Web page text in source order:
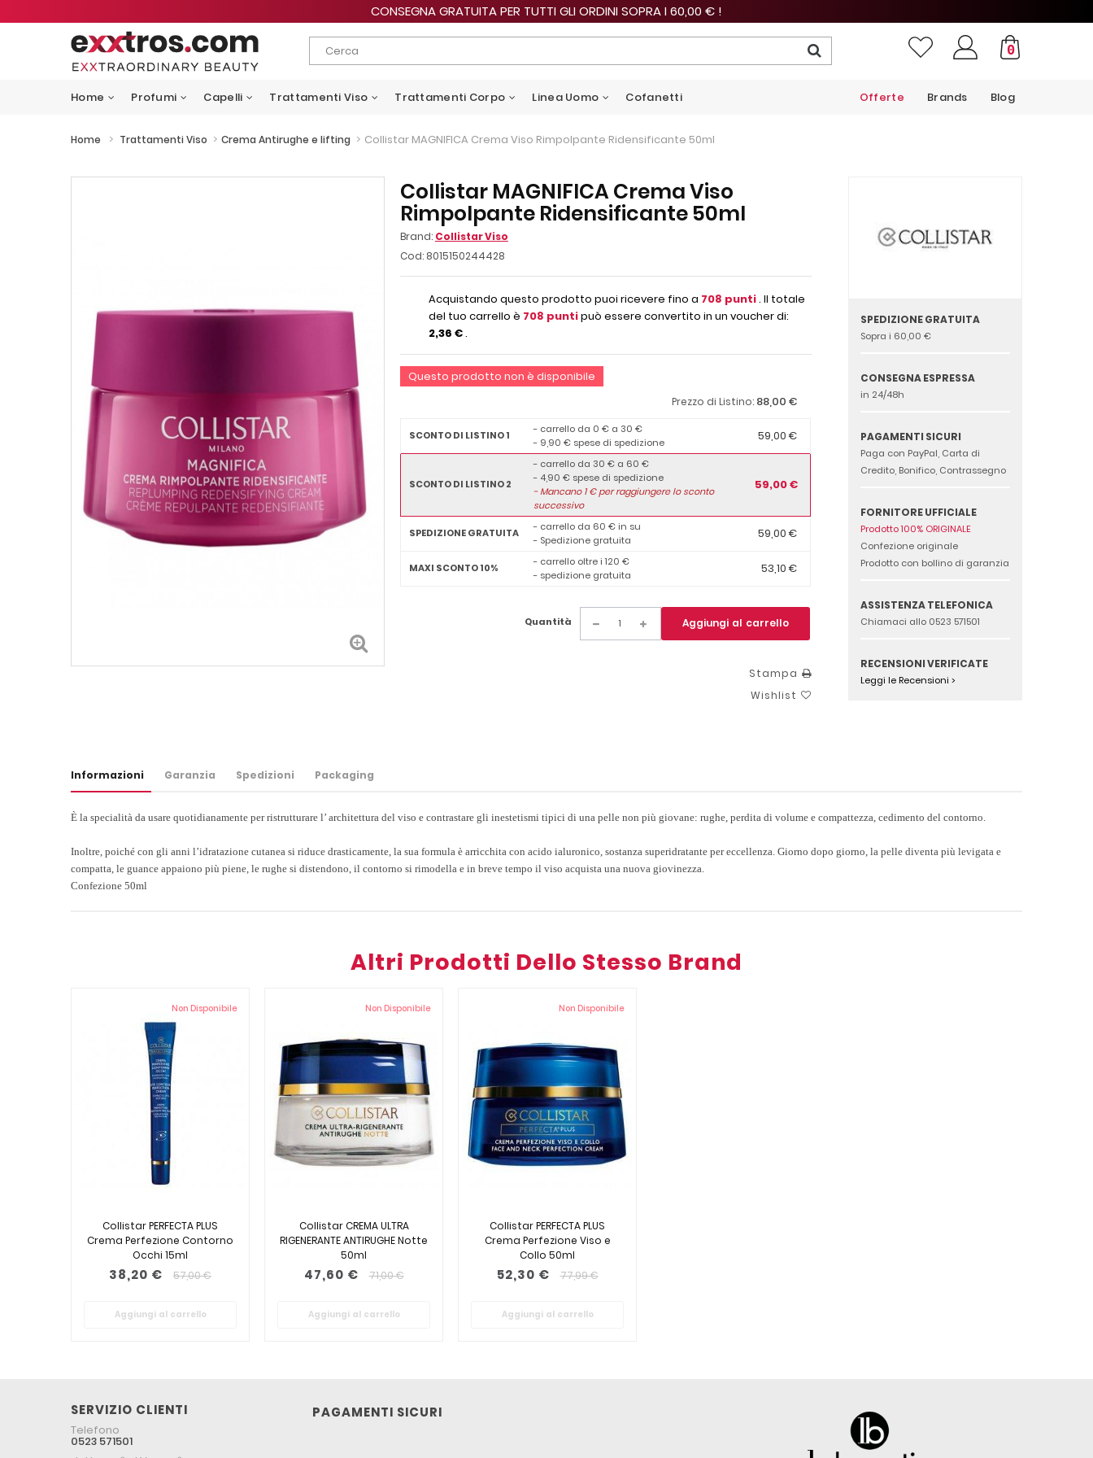
CONSEGNA GRATUITA PER TUTTI GLI ORDINI SOPRA I 60,00 € !
0
Home Profumi Capelli Trattamenti Viso Trattamenti Corpo Linea Uomo Cofanetti Blog
Brands
Offerte
Home > Trattamenti Viso > Crema Antirughe e lifting > Collistar MAGNIFICA Crema Viso Rimpolpante Ridensificante 50ml
Collistar MAGNIFICA Crema Viso
Rimpolpante Ridensificante 50ml
Brand: Collistar Viso
Cod: 8015150244428
Acquistando questo prodotto puoi ricevere fino a 708 punti. Il totale
del tuo carrello è 708 puntipuò essere convertito in un voucher di:
2,36 €.
Questo prodotto non è disponibile
Prezzo di Listino: 88,00 €
SCONTO DI LISTINO 1
- carrello da 0 € a 30 €
- 9,90 € spese di spedizione
59,00 €
SCONTO DI LISTINO 2
- carrello da 30 € a 60 €
- 4,90 € spese di spedizione
-Mancano1€ per raggiungere lo sconto
successivo
59,00 €
SPEDIZIONE GRATUITA
- carrello da 60 € in su
- Spedizione gratuita
59,00 €
MAXI SCONTO 10%
- carrello oltre i 120 €
- spedizione gratuita
53,10 €
Quantità Aggiungi al carrello
Stampa
Wishlist
SPEDIZIONE GRATUITA
Sopra i 60,00 €
CONSEGNA ESPRESSA
in 24/48h
PAGAMENTI SICURI
Paga con PayPal, Carta di
Credito, Bonifico, Contrassegno
FORNITORE UFFICIALE
Prodotto 100% ORIGINALE
Confezione originale
Prodotto con bollino di garanzia
ASSISTENZA TELEFONICA
Chiamaci allo 0523 571501
RECENSIONI VERIFICATE
Leggi le Recensioni >
Informazioni Garanzia Spedizioni Packaging
È la specialità da usare quotidianamente per ristrutturare l’ architettura del viso e contrastare gli inestetismi tipici di una pelle non più giovane: rughe, perdita di volume e compattezza, cedimento del contorno.
Inoltre, poiché con gli anni l’idratazione cutanea si riduce drasticamente, la sua formula è arricchita con acido ialuronico, sostanza superidratante per eccellenza. Giorno dopo giorno, la pelle diventa più levigata e
compatta, le guance appaiono più piene, le rughe si distendono, il contorno si rimodella e in breve tempo il viso acquista una nuova giovinezza.
Confezione 50ml
Altri Prodotti Dello Stesso Brand
Non Disponibile
Collistar PERFECTA PLUS
Crema Perfezione Contorno
Occhi 15ml
38,20 € 57,00 €
Aggiungi al carrello
Non Disponibile
Collistar CREMA ULTRA
RIGENERANTE ANTIRUGHE Notte
50ml
47,60 € 71,00 €
Aggiungi al carrello
Non Disponibile
Collistar PERFECTA PLUS
Crema Perfezione Viso e
Collo 50ml
52,30 € 77,99 €
Aggiungi al carrello
SERVIZIO CLIENTI
Telefono
0523 571501
PAGAMENTI SICURI